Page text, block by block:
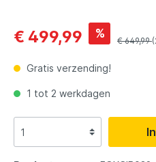
€ 499,99 %
€ 649,99
Gratis verzending!
1 tot 2 werkdagen